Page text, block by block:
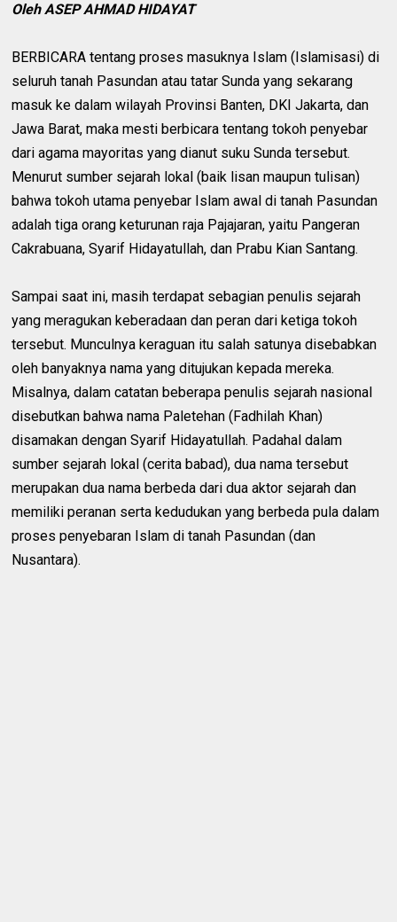
Oleh ASEP AHMAD HIDAYAT
BERBICARA tentang proses masuknya Islam (Islamisasi) di
seluruh tanah Pasundan atau tatar Sunda yang sekarang
masuk ke dalam wilayah Provinsi Banten, DKI Jakarta, dan
Jawa Barat, maka mesti berbicara tentang tokoh penyebar
dari agama mayoritas yang dianut suku Sunda tersebut.
Menurut sumber sejarah lokal (baik lisan maupun tulisan)
bahwa tokoh utama penyebar Islam awal di tanah Pasundan
adalah tiga orang keturunan raja Pajajaran, yaitu Pangeran
Cakrabuana, Syarif Hidayatullah, dan Prabu Kian Santang.
Sampai saat ini, masih terdapat sebagian penulis sejarah
yang meragukan keberadaan dan peran dari ketiga tokoh
tersebut. Munculnya keraguan itu salah satunya disebabkan
oleh banyaknya nama yang ditujukan kepada mereka.
Misalnya, dalam catatan beberapa penulis sejarah nasional
disebutkan bahwa nama Paletehan (Fadhilah Khan)
disamakan dengan Syarif Hidayatullah. Padahal dalam
sumber sejarah lokal (cerita babad), dua nama tersebut
merupakan dua nama berbeda dari dua aktor sejarah dan
memiliki peranan serta kedudukan yang berbeda pula dalam
proses penyebaran Islam di tanah Pasundan (dan
Nusantara).